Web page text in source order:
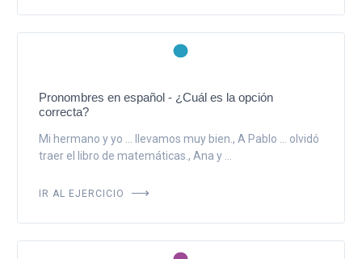
Pronombres en español - ¿Cuál es la opción
correcta?
Mi hermano y yo ... llevamos muy bien., A Pablo ... olvidó
traer el libro de matemáticas., Ana y ...
IR AL EJERCICIO